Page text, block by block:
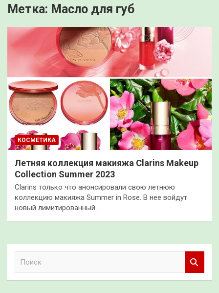
Метка: Масло для губ
КОСМЕТИКА
Летняя коллекция макияжа Clarins Makeup
Collection Summer 2023
Clarins только что анонсировали свою летнюю
коллекцию макияжа Summer in Rose. В нее войдут
новый лимитированный…